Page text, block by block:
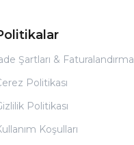
Şartları & Faturalandırma
Politikası
Politikası
Koşulları